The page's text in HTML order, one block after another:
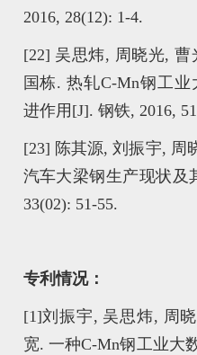
2016, 28(12): 1-4.
[22] 吴思炜, 周晓光,
国栋. 热轧C-Mn钢工
进作用[J]. 钢铁, 2016,
[23] 陈其源, 刘振宇, 周
汽车大梁钢生产现状及
33(02): 51-55.
专利情况：
[1]刘振宇, 吴思炜, 周
宽. 一种C-Mn钢工业大